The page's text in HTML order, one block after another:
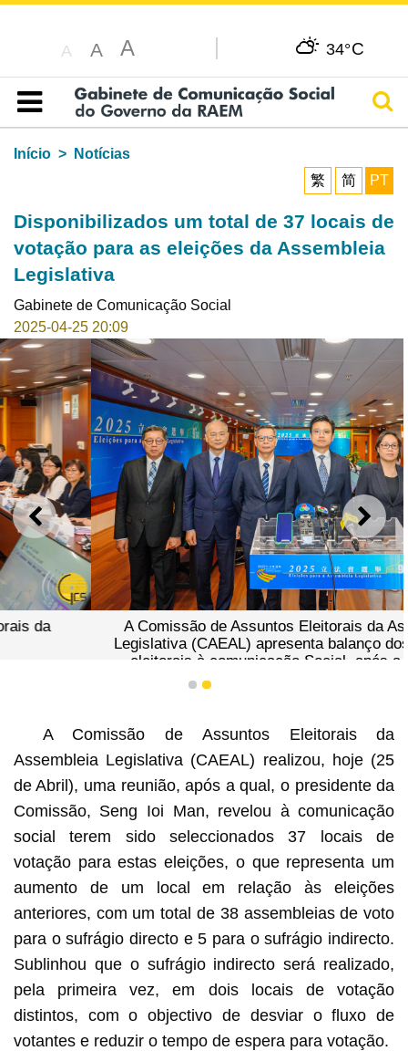
A A A 34°C
Índice
Início
Notícias
繁
简 PT
Disponibilizados um total de 37 locais de
votação para as eleições da Assembleia
Legislativa
Gabinete de Comunicação Social
2025-04-25 20:09
ANTERIOR
A Comissão de Assuntos Eleitorais da Assembleia
Legislativa (CAEAL) apresenta balanço dos trabalhos
eleitorais à comunicação Social, após a reunião.
1 2
A Comissão de Assuntos Eleitorais da
Assembleia Legislativa (CAEAL) realizou, hoje (25
de Abril), uma reunião, após a qual, o presidente da
Comissão, Seng Ioi Man, revelou à comunicação
social terem sido seleccionados 37 locais de
votação para estas eleições, o que representa um
aumento de um local em relação às eleições
anteriores, com um total de 38 assembleias de voto
para o sufrágio directo e 5 para o sufrágio indirecto.
Sublinhou que o sufrágio indirecto será realizado,
pela primeira vez, em dois locais de votação
distintos, com o objectivo de desviar o fluxo de
votantes e reduzir o tempo de espera para votação.